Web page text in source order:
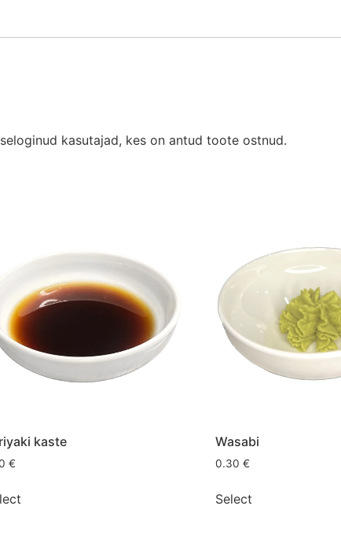
kasutajad, kes on antud toote ostnud.
kaste
€
Wasabi
0.30€
Select